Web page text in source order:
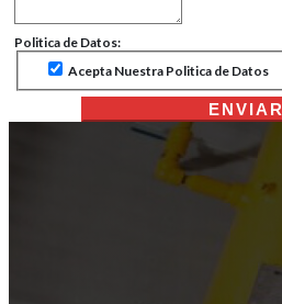
Politica de Datos:
Acepta Nuestra Politica de Datos
ENVIAR